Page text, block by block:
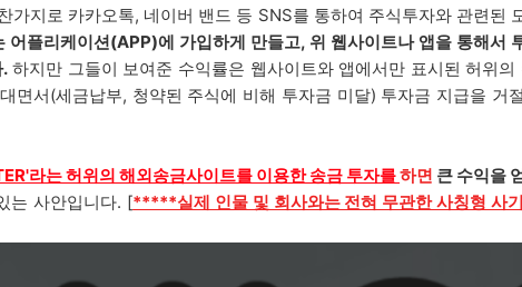
가지로 카카오톡, 네이버 밴드 등 SNS를 통하여 주식투자와 관련된
어플리케이션(APP)에 가입하게 만들고, 위 웹사이트나 앱을 통해서
하지만 그들이 보여준 수익률은 웹사이트와 앱에서만 표시된 허위
면서(세금납부, 청약된 주식에 비해 투자금 미달) 투자금 지급을 거
'라는 허위의 해외송금사이트를 이용한 송금 투자를하면 큰 수익을
는 사안입니다. [*****실제 인물 및 회사와는 전혀 무관한 사칭형 사